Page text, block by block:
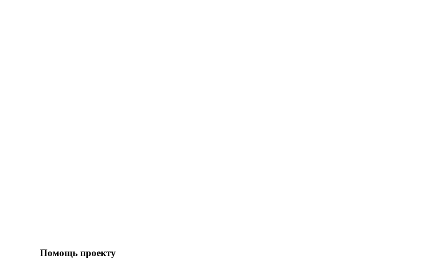
Помощь проекту